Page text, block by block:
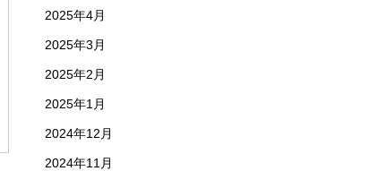
2025年4月
2025年3月
2025年2月
2025年1月
2024年12月
2024年11月